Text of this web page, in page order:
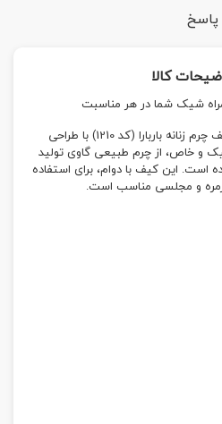
کالا
شیک شما در هر مناسبت
کیف چرم زنانه باربارا (کد 1210) با طراحی
و خاص، از چرم طبیعی گاوی تولید
است. این کیف با دوام، برای استفاده
و مجلسی مناسب است.